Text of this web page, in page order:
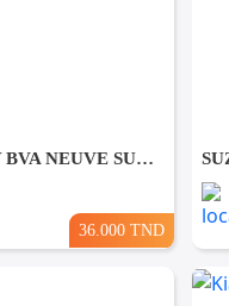
✅ MG ONE LUXURY BVA NEUVE SUR LEASING ✅
36.000 TND